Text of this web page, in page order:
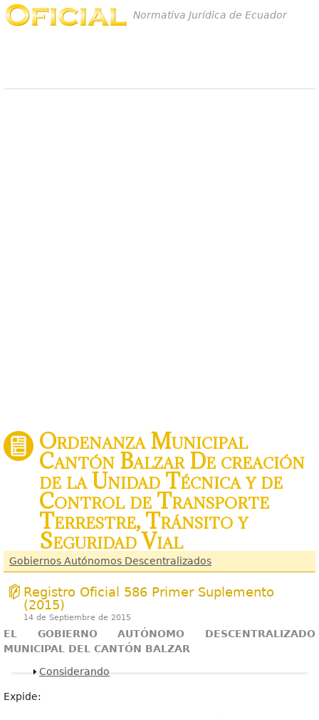
Normativa Jurídica de Ecuador
Ordenanza Municipal
Cantón Balzar De creación
de la Unidad Técnica y de
Control de Transporte
Terrestre, Tránsito y
Seguridad Vial
Gobiernos Autónomos Descentralizados
Registro Oficial 586 Primer Suplemento
(2015)
14 de Septiembre de 2015
EL GOBIERNO AUTÓNOMO DESCENTRALIZADO
MUNICIPAL DEL CANTÓN BALZAR
Mostrar
Considerando
Expide: